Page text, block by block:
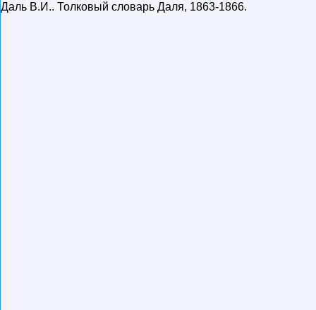
Даль В.И.. Толковый словарь Даля, 1863-1866.